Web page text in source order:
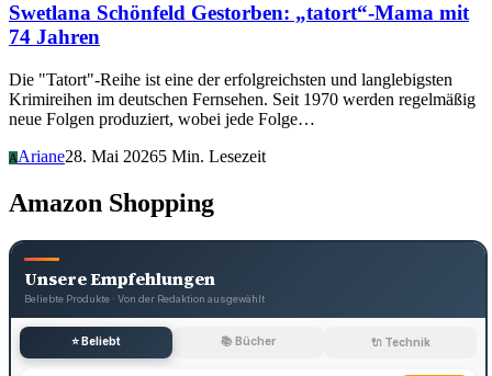
Swetlana Schönfeld Gestorben: „tatort“-Mama mit
74 Jahren
Die "Tatort"-Reihe ist eine der erfolgreichsten und langlebigsten
Krimireihen im deutschen Fernsehen. Seit 1970 werden regelmäßig
neue Folgen produziert, wobei jede Folge…
AAriane28. Mai 20265 Min. Lesezeit
Amazon Shopping
Unsere Empfehlungen
Beliebte Produkte · Von der Redaktion ausgewählt
⭐ Beliebt 📚 Bücher 🔌 Technik